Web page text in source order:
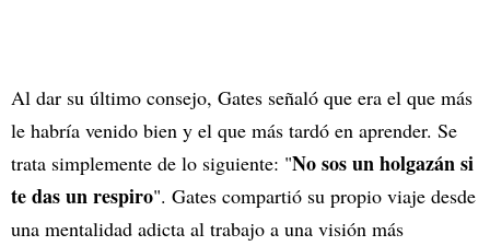
Al dar su último consejo, Gates señaló que era el que más
le habría venido bien y el que más tardó en aprender. Se
trata simplemente de lo siguiente: "No sos un holgazán si
te das un respiro". Gates compartió su propio viaje desde
una mentalidad adicta al trabajo a una visión más